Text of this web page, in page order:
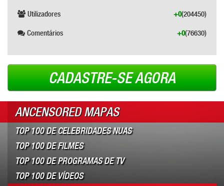
Utilizadores (204450)
+0
Comentários (76630)
+0
CADASTRE-SE AGORA
ANCENSORED MAPAS
TOP 100 DE CELEBRIDADES NUAS
TOP 100 DE FILMES
TOP 100 DE PROGRAMAS DE TV
TOP 100 DE VÍDEOS